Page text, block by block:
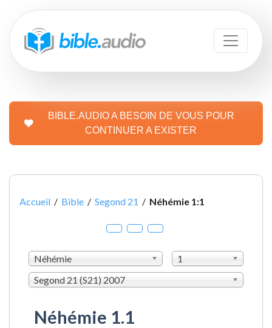
BIBLE.AUDIO A BESOIN DE VOUS POUR
CONTINUER A EXISTER
Accueil / Bible / Segond 21 / Néhémie 1:1
Néhémie
1
Segond 21 (S21) 2007
Néhémie 1.1